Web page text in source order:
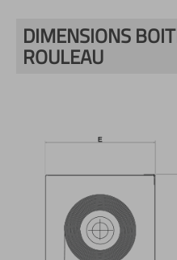
DIMENSIONS
ROULEAU